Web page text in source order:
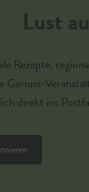
Lust
Rezepte,
Genuss-
direkt ins